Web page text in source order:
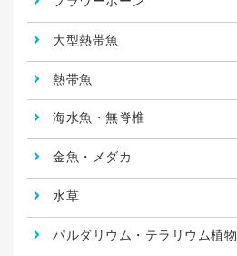
大型熱帯魚
熱帯魚
海水魚・無脊椎
金魚・メダカ
水草
パルダリウム・テラリウム植物